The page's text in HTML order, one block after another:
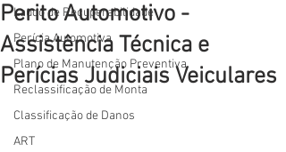
Laudo de Recuperabilidade
Perícia Automotiva
Plano de Manutenção Preventiva
Reclassificação de Monta
Classificação de Danos
ART
Perito Automotivo -
Assistência Técnica e
Perícias Judiciais Veiculares